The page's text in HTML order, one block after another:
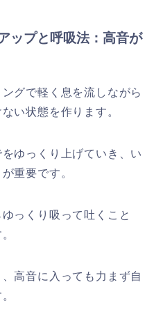
ップと呼吸法：高音が
グで軽く息を流しながら
い状態を作ります。
ゆっくり上げていき、い
重要です。
っくり吸って吐くこと
高音に入っても力まず自